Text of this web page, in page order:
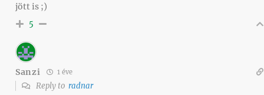
jött is ;)
5
Sanzi 1 éve
Reply to radnar